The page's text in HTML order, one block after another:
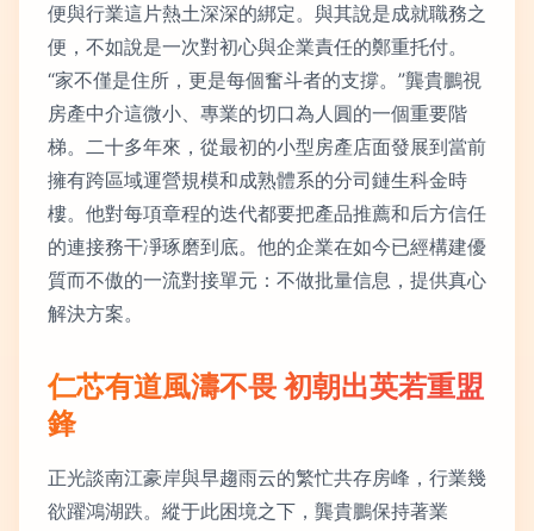
便與行業這片熱土深深的綁定。與其說是成就職務之
便，不如說是一次對初心與企業責任的鄭重托付。
“家不僅是住所，更是每個奮斗者的支撐。”龔貴鵬視
房產中介這微小、專業的切口為人圓的一個重要階
梯。二十多年來，從最初的小型房產店面發展到當前
擁有跨區域運營規模和成熟體系的分司鏈生科金時
樓。他對每項章程的迭代都要把產品推薦和后方信任
的連接務干凈琢磨到底。他的企業在如今已經構建優
質而不傲的一流對接單元：不做批量信息，提供真心
解決方案。
仁芯有道風濤不畏 初朝出英若重盟
鋒
正光談南江豪岸與早趨雨云的繁忙共存房峰，行業幾
欲躍鴻湖跌。縱于此困境之下，龔貴鵬保持著業